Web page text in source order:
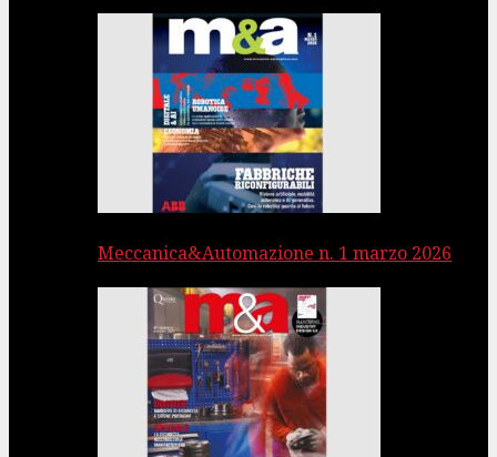
Meccanica&Automazione n. 1 marzo 2026